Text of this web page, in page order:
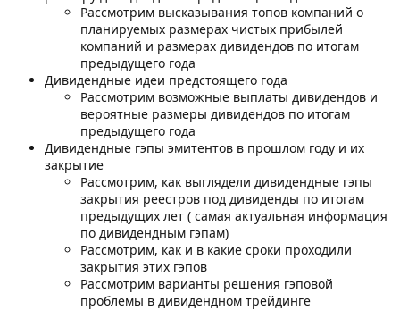
Рассмотрим высказывания топов компаний о
планируемых размерах чистых прибылей
компаний и размерах дивидендов по итогам
предыдущего года
Дивидендные идеи предстоящего года
Рассмотрим возможные выплаты дивидендов и
вероятные размеры дивидендов по итогам
предыдущего года
Дивидендные гэпы эмитентов в прошлом году и их
закрытие
Рассмотрим, как выглядели дивидендные гэпы
закрытия реестров под дивиденды по итогам
предыдущих лет ( самая актуальная информация
по дивидендным гэпам)
Рассмотрим, как и в какие сроки проходили
закрытия этих гэпов
Рассмотрим варианты решения гэповой
проблемы в дивидендном трейдинге